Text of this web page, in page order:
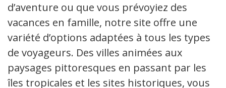
d’aventure ou que vous prévoyiez des
vacances en famille, notre site offre une
variété d’options adaptées à tous les types
de voyageurs. Des villes animées aux
paysages pittoresques en passant par les
îles tropicales et les sites historiques, vous